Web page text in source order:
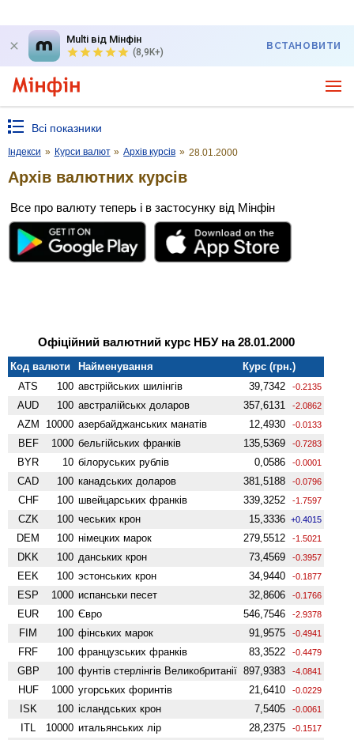
Multi від Мінфін
(8,9K+)
ВСТАНОВИТИ
Всі показники
Індекси » Курси валют » Архів курсів » 28.01.2000
Архів валютних курсів
Все про валюту теперь і в застосунку від Мінфін
Офіційний валютний курс НБУ на 28.01.2000
Код валюти Найменування
Курс (грн.)
ATS
100 австрійських шилінгів 39,7342 -0.2135
AUD 100 австралійськх доларов 357,6131 -2.0862
AZM 10000 азербайджанських манатів 12,4930 -0.0133
BEF 1000 бельгійських франків 135,5369 -0.7283
BYR 10 білоруських рублів 0,0586 -0.0001
CAD 100 канадських доларов 381,5188 -0.0796
CHF 100 швейцарських франків 339,3252 -1.7597
CZK 100 чеських крон 15,3336 +0.4015
DEM 100 німецких марок 279,5512 -1.5021
DKK 100 данських крон 73,4569 -0.3957
EEK 100 эстонських крон 34,9440 -0.1877
ESP 1000 испанськи песет 32,8606 -0.1766
EUR 100 Євро 546,7546 -2.9378
FIM 100 фінських марок 91,9575 -0.4941
FRF 100 французських франків 83,3522 -0.4479
GBP 100 фунтів стерлінгів Велико­британії 897,9383 -4.0841
HUF 1000 угорських форинтів 21,6410 -0.0229
ISK 100 ісландських крон 7,5405 -0.0061
ITL 10000 итальянських лір 28,2375 -0.1517